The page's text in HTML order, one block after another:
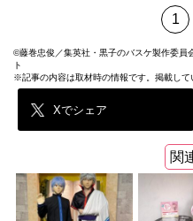
1
©藤巻忠俊／集英社・黒子のバスケ製作委
ト
※記事の内容は取材時の情報です。掲載して
Xでシェア
関